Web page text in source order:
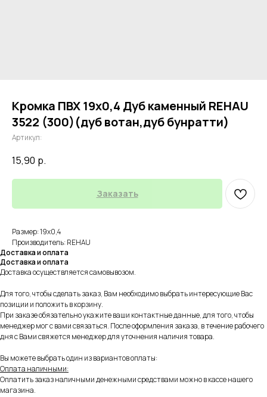
Кромка ПВХ 19х0,4 Дуб каменный REHAU
3522 (300)(дуб вотан,дуб бунратти)
Артикул:
15,90 р.
Заказать
Размер: 19х0,4
Производитель: REHAU
Доставка и оплата
Доставка и оплата
Доставка осуществляется самовывозом.
Для того, чтобы сделать заказ, Вам необходимо выбрать интересующие Вас
позиции и положить в корзину.
При заказе обязательно укажите ваши контактные данные, для того, чтобы
менеджер мог с вами связаться. После оформления заказа, в течение рабочего
дня с Вами свяжется менеджер для уточнения наличия товара.
Вы можете выбрать один из вариантов оплаты:
Оплата наличными:
Оплатить заказ наличными денежными средствами можно в кассе нашего
магазина.